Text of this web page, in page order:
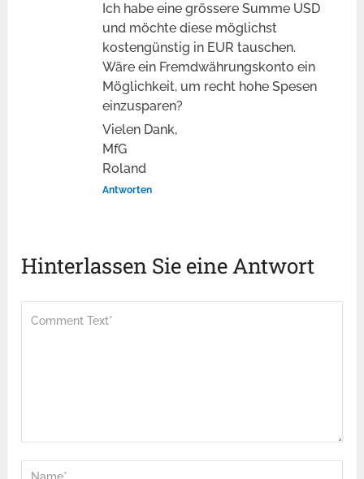
Ich habe eine grössere Summe USD
und möchte diese möglichst
kostengünstig in EUR tauschen.
Wäre ein Fremdwährungskonto ein
Möglichkeit, um recht hohe Spesen
einzusparen?
Vielen Dank,
MfG
Roland
Antworten
Hinterlassen Sie eine Antwort